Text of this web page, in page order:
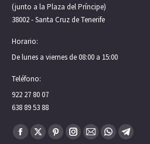
(junto a la Plaza del Príncipe)
38002 - Santa Cruz de Tenerife
Horario:
De lunes a viernes de 08:00 a 15:00
Teléfono:
922 27 80 07
638 89 53 88
Encuéntranos en:
Facebook
X
PinterestInstagram
Mail WhatsappTelegram